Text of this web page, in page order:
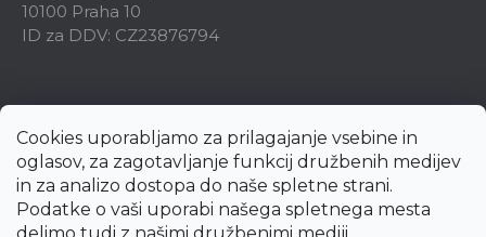
Cookies uporabljamo za prilagajanje vsebine in
oglasov, za zagotavljanje funkcij družbenih medijev
in za analizo dostopa do naše spletne strani.
Podatke o vaši uporabi našega spletnega mesta
10100 Praha 10
ID za DDV: CZ23876794